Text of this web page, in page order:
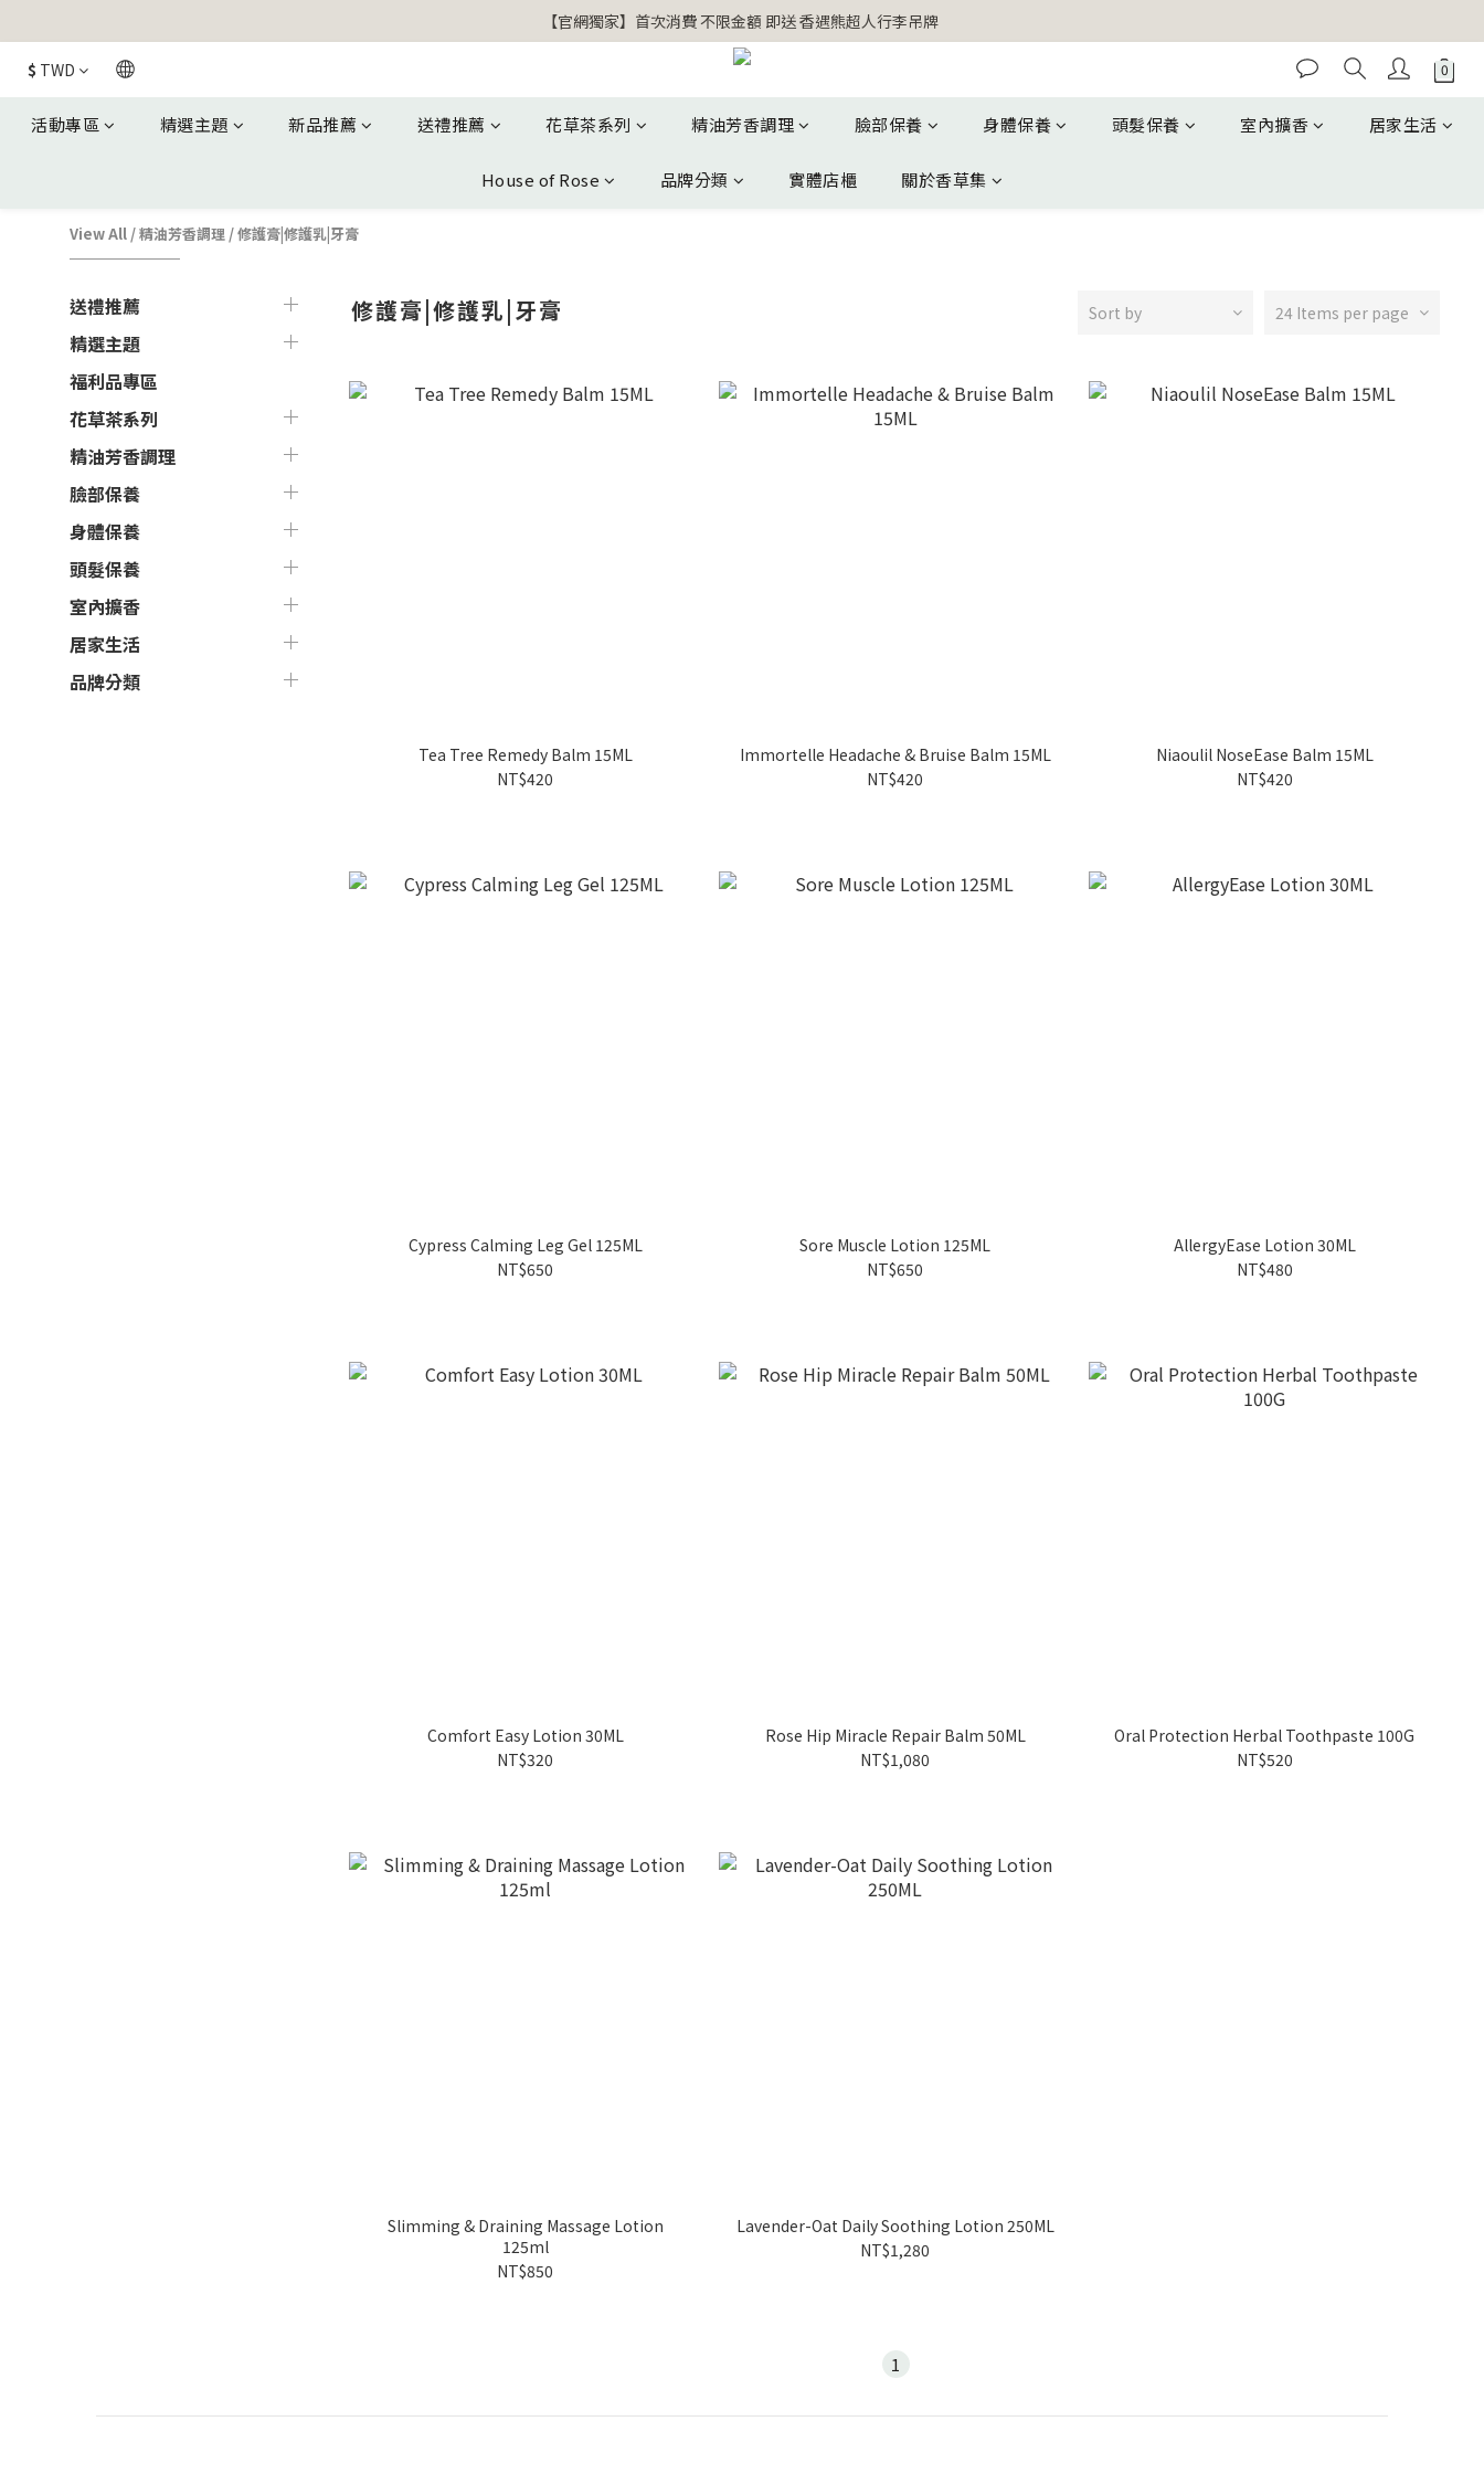
【官網獨家】首次消費 不限金額 即送 香遇熊超人行李吊牌
【官網獨家】首次消費 不限金額 即送 香遇熊超人行李吊牌
安心專用淨化包10入X3 原價960元 特價680元
$ TWD
活動專區 精選主題 新品推薦 送禮推薦 花草茶系列 精油芳香調理 臉部保養 身體保養 頭髮保養 室內擴香 居家生活
House of Rose 品牌分類 實體店櫃 關於香草集
View All /精油芳香調理 /修護膏|修護乳|牙膏
送禮推薦
精選主題
福利品專區
花草茶系列
精油芳香調理
臉部保養
身體保養
頭髮保養
室內擴香
居家生活
品牌分類
修護膏|修護乳|牙膏 Sort by 24 Items per page
Tea Tree Remedy Balm 15ML
NT$420
Immortelle Headache & Bruise Balm 15ML
NT$420
Niaoulil NoseEase Balm 15ML
NT$420
Cypress Calming Leg Gel 125ML
NT$650
Sore Muscle Lotion 125ML
NT$650
AllergyEase Lotion 30ML
NT$480
Comfort Easy Lotion 30ML
NT$320
Rose Hip Miracle Repair Balm 50ML
NT$1,080
Oral Protection Herbal Toothpaste 100G
NT$520
Slimming & Draining Massage Lotion
125ml
NT$850
Lavender-Oat Daily Soothing Lotion 250ML
NT$1,280
1